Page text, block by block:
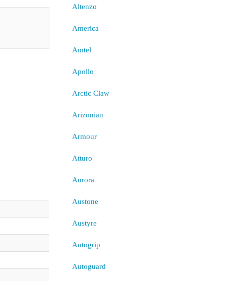
Altenzo
America
Amtel
Apollo
Arctic Claw
Arizonian
Armour
Atturo
Aurora
Austone
Austyre
Autogrip
Autoguard